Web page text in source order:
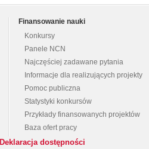
Finansowanie nauki
Konkursy
Panele NCN
Najczęściej zadawane pytania
Informacje dla realizujących projekty
Pomoc publiczna
Statystyki konkursów
Przykłady finansowanych projektów
Baza ofert pracy
Deklaracja dostępności